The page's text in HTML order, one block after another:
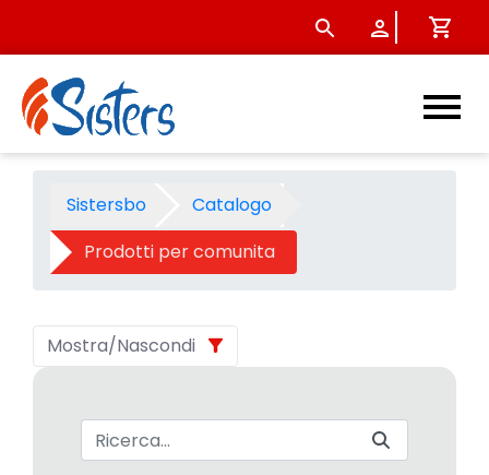
Prodotti per comunita -
Sistersbo
Catalogo
Prodotti per comunita
Mostra/Nascondi
Barra di ricerca